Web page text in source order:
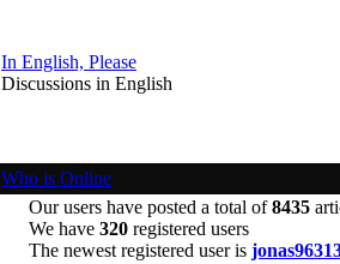
In English, Please
Discussions in English
Who is Online
Our users have posted a total of8435
We have 320 registered users
The newest registered user is